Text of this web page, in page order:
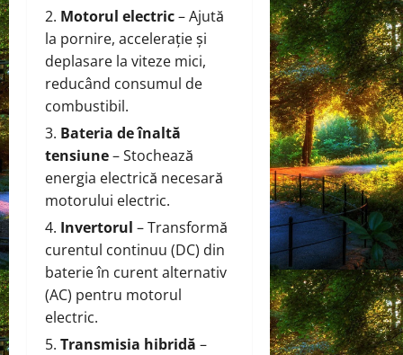
Motorul electric– Ajută
la pornire, accelerație și
deplasare la viteze mici,
reducând consumul de
combustibil.
Bateria de înaltă
tensiune– Stochează
energia electrică necesară
motorului electric.
Invertorul – Transformă
curentul continuu (DC) din
baterie în curent alternativ
(AC) pentru motorul
electric.
Transmisia hibridă –